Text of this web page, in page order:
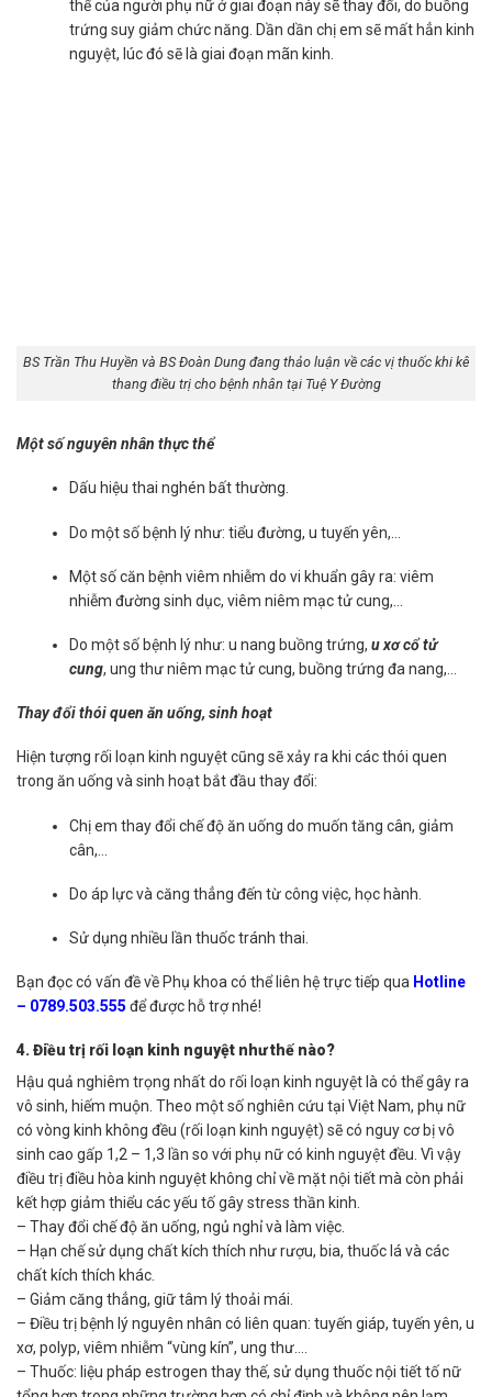
thể của người phụ nữ ở giai đoạn này sẽ thay đổi, do buồng
trứng suy giảm chức năng. Dần dần chị em sẽ mất hẳn kinh
nguyệt, lúc đó sẽ là giai đoạn mãn kinh.
BS Trần Thu Huyền và BS Đoàn Dung đang thảo luận về các vị thuốc khi kê
thang điều trị cho bệnh nhân tại Tuệ Y Đường
Một số nguyên nhân thực thể
Dấu hiệu thai nghén bất thường.
Do một số bệnh lý như: tiểu đường, u tuyến yên,…
Một số căn bệnh viêm nhiễm do vi khuẩn gây ra: viêm
nhiễm đường sinh dục, viêm niêm mạc tử cung,…
Do một số bệnh lý như: u nang buồng trứng,u xơ cổ tử
cung, ung thư niêm mạc tử cung, buồng trứng đa nang,…
Thay đổi thói quen ăn uống, sinh hoạt
Hiện tượng rối loạn kinh nguyệt cũng sẽ xảy ra khi các thói quen
trong ăn uống và sinh hoạt bắt đầu thay đổi:
Chị em thay đổi chế độ ăn uống do muốn tăng cân, giảm
cân,…
Do áp lực và căng thẳng đến từ công việc, học hành.
Sử dụng nhiều lần thuốc tránh thai.
Bạn đọc có vấn đề về Phụ khoa có thể liên hệ trực tiếp qua Hotline
– 0789.503.555 để được hỗ trợ nhé!
4. Điều trị rối loạn kinh nguyệt như thế nào?
Hậu quả nghiêm trọng nhất do rối loạn kinh nguyệt là có thể gây ra
vô sinh, hiếm muộn. Theo một số nghiên cứu tại Việt Nam, phụ nữ
có vòng kinh không đều (rối loạn kinh nguyệt) sẽ có nguy cơ bị vô
sinh cao gấp 1,2 – 1,3 lần so với phụ nữ có kinh nguyệt đều. Vì vậy
điều trị điều hòa kinh nguyệt không chỉ về mặt nội tiết mà còn phải
kết hợp giảm thiểu các yếu tố gây stress thần kinh.
– Thay đổi chế độ ăn uống, ngủ nghỉ và làm việc.
– Hạn chế sử dụng chất kích thích như rượu, bia, thuốc lá và các
chất kích thích khác.
– Giảm căng thẳng, giữ tâm lý thoải mái.
– Điều trị bệnh lý nguyên nhân có liên quan: tuyến giáp, tuyến yên, u
xơ, polyp, viêm nhiễm “vùng kín”, ung thư….
– Thuốc: liệu pháp estrogen thay thế, sử dụng thuốc nội tiết tố nữ